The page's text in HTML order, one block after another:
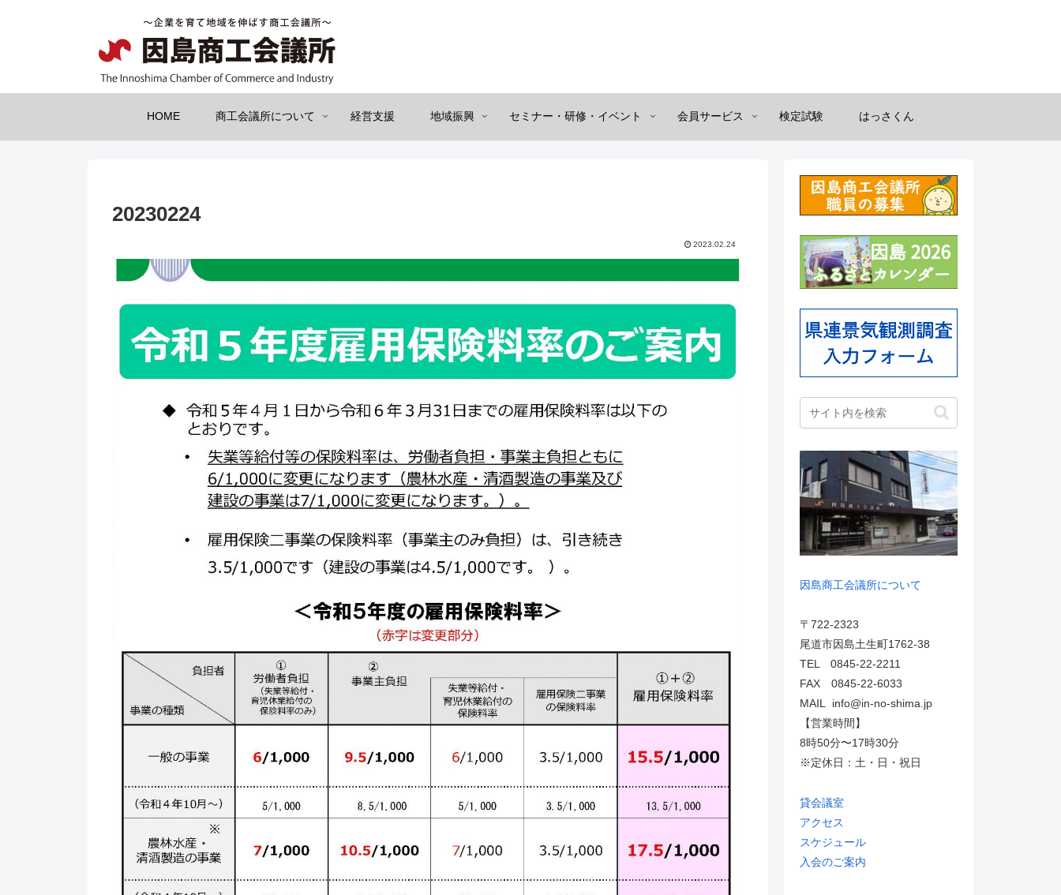
HOME 商工会議所について 経営支援 地域振興 セミナー・研修・イベント 会員サービス 検定試験 はっさくん
20230224
2023.02.24
因島商工会議所について
〒722-2323
尾道市因島土生町1762-38
TEL 0845-22-2211
FAX 0845-22-6033
MAIL info@in-no-shima.jp
【営業時間】
8時50分〜17時30分
※定休日：土・日・祝日
貸会議室
アクセス
スケジュール
入会のご案内